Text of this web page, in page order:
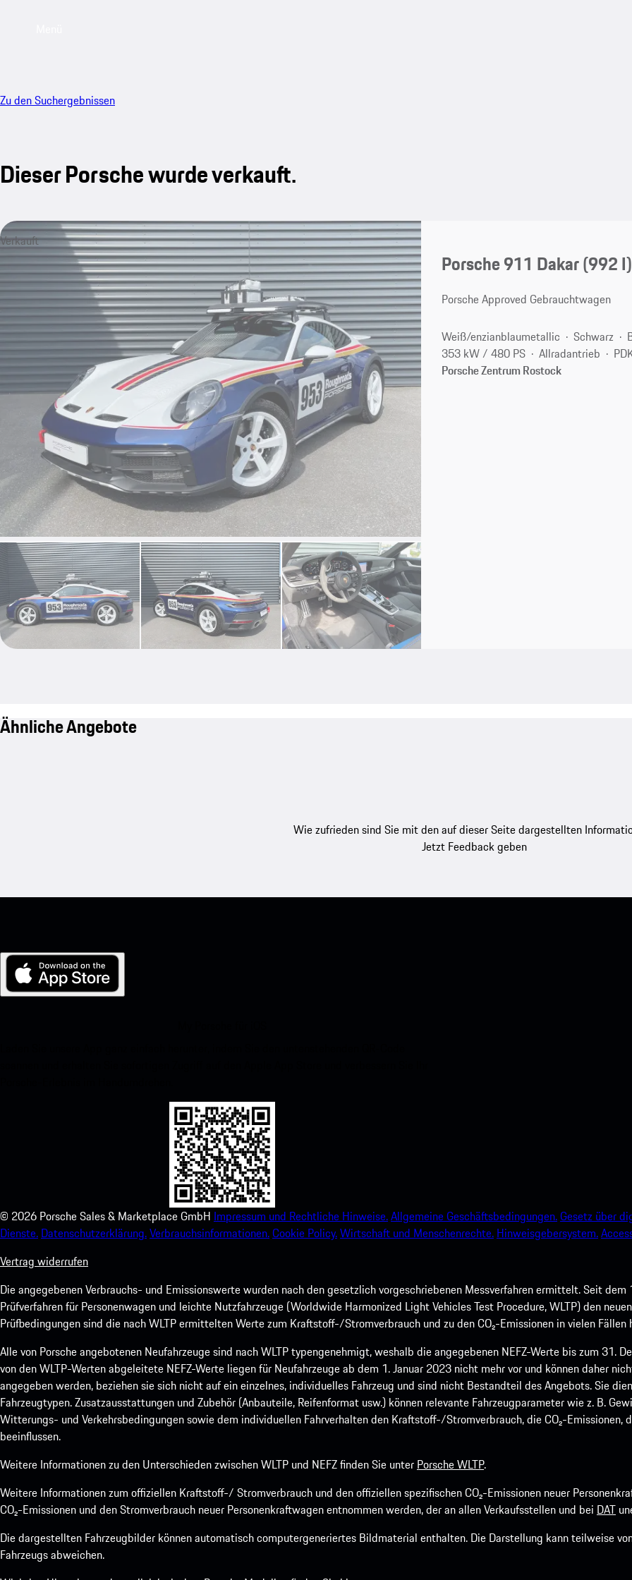
Zu den Suchergebnissen
Dieser Porsche wurde verkauft.
Verkauft
Porsche 911 Dakar(992 I)
Porsche Approved Gebrauchtwagen
Weiß/enzianblaumetallic Schwarz
353 kW / 480 PS
Allradantrieb
Porsche Zentrum Rostock
Ähnliche Angebote
Wie zufrieden sind Sie mit den auf dieser Seite dargestellten
Jetzt Feedback geben
© 2026 Porsche Sales & Marketplace GmbH Impressum und Rechtliche Hinweise.Allgemeine Geschäftsbedingungen.Gesetz über
Dienste. Datenschutzerklärung.Verbrauchsinformationen.Cookie Policy.Wirtschaft und Menschenrechte. Hinweisgebersystem.
Vertrag widerrufen
Die angegebenen Verbrauchs- und Emissionswerte wurden nach den gesetzlich vorgeschriebenen Messverfahren ermittelt. Seit
Prüfverfahren für Personenwagen und leichte Nutzfahrzeuge (Worldwide Harmonized Light Vehicles Test Procedure, WLTP) den
Prüfbedingungen sind die nach WLTP ermittelten Werte zum Kraftstoff-/Stromverbrauch und zu den CO₂-Emissionen in vielen
Alle von Porsche angebotenen Neufahrzeuge sind nach WLTP typengenehmigt, weshalb die angegebenen NEFZ-Werte bis zum 31.
von den WLTP-Werten abgeleitete NEFZ-Werte liegen für Neufahrzeuge ab dem 1. Januar 2023 nicht mehr vor und können daher
angegeben werden, beziehen sie sich nicht auf ein einzelnes, individuelles Fahrzeug und sind nicht Bestandteil des Angebots. Sie
Fahrzeugtypen. Zusatzausstattungen und Zubehör (Anbauteile, Reifenformat usw.) können relevante Fahrzeugparameter wie z. B.
Witterungs- und Verkehrsbedingungen sowie dem individuellen Fahrverhalten den Kraftstoff-/Stromverbrauch, die CO₂-Emissionen,
beeinflussen.
Weitere Informationen zu den Unterschieden zwischen WLTP und NEFZ finden Sie unter Porsche WLTP.
Weitere Informationen zum offiziellen Kraftstoff-/ Stromverbrauch und den offiziellen spezifischen CO₂-Emissionen neuer
CO₂-Emissionen und den Stromverbrauch neuer Personenkraftwagen entnommen werden, der an allen Verkaufsstellen und bei DAT
Die dargestellten Fahrzeugbilder können automatisch computergeneriertes Bildmaterial enthalten. Die Darstellung kann teilweise
Fahrzeugs abweichen.